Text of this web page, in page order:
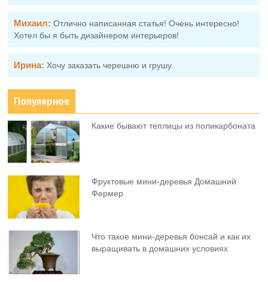
Михаил: Отлично написанная статья! Очень интересно!
Хотел бы я быть дизайнером интерьеров!
Ирина: Хочу заказать черешню и грушу.
Популярное
Какие бывают теплицы из поликарбоната
Фруктовыe мини-деревья Домашний
Фермер
Что такое мини-деревья бонсай и как их
выращивать в домашних условиях